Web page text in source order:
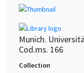
Munich.
Cod.ms. 166
Collection